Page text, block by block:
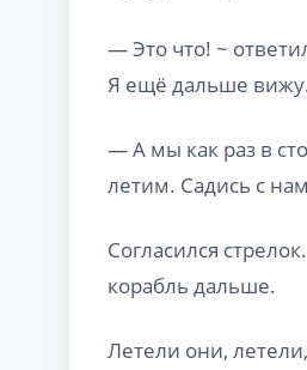
— Это что! ~
Я ещё дальше
— А мы как раз в
летим. Садись с
Согласился
корабль дальше.
Летели они,